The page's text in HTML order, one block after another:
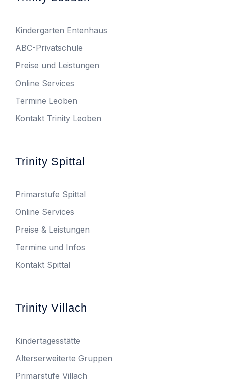
Kindergarten Entenhaus
ABC-Privatschule
Preise und Leistungen
Online Services
Termine Leoben
Kontakt Trinity Leoben
Trinity Spittal
Primarstufe Spittal
Online Services
Preise & Leistungen
Termine und Infos
Kontakt Spittal
Trinity Villach
Kindertagesstätte
Alterserweiterte Gruppen
Primarstufe Villach